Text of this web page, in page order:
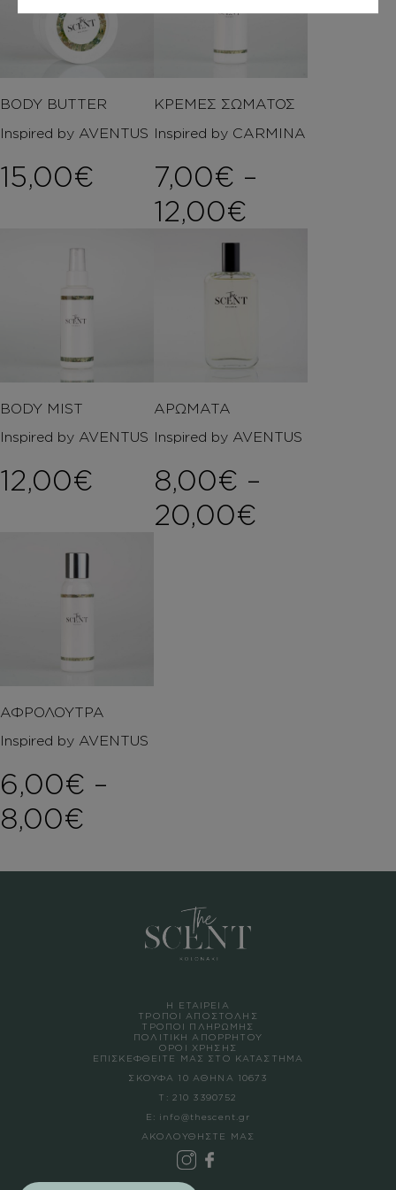
BODY BUTTER
Inspired by AVENTUS
15,00€
ΚΡΕΜΕΣ ΣΩΜΑΤΟΣ
Inspired by CARMINA
7,00€ –
12,00€
BODY MIST
Inspired by AVENTUS
12,00€
ΑΡΩΜΑΤΑ
Inspired by AVENTUS
8,00€ –
20,00€
ΑΦΡΟΛΟΥΤΡΑ
Inspired by AVENTUS
6,00€ –
8,00€
Η ΕΤΑΙΡΕΙΑ
ΤΡΟΠΟΙ ΑΠΟΣΤΟΛΗΣ
ΤΡΟΠΟΙ ΠΛΗΡΩΜΗΣ
ΠΟΛΙΤΙΚΗ ΑΠΟΡΡΗΤΟΥ
ΟΡΟΙ ΧΡΗΣΗΣ
ΕΠΙΣΚΕΦΘΕΙΤΕ ΜΑΣ ΣΤΟ ΚΑΤΑΣΤΗΜΑ
ΣΚΟΥΦΑ 10 ΑΘΗΝΑ 10673
Τ: 210 3390752
Ε: info@thescent.gr
ΑΚΟΛΟΥΘΗΣΤΕ ΜΑΣ